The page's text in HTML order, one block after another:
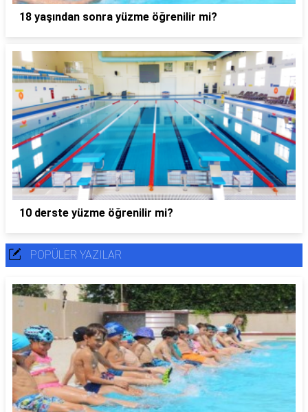
18 yaşından sonra yüzme öğrenilir mi?
10 derste yüzme öğrenilir mi?
POPÜLER YAZILAR